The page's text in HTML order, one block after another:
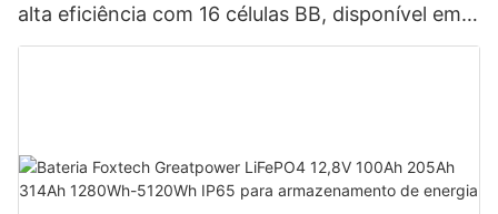
alta eficiência com 16 células BB, disponível em
potências de 590 W, 620 W, 630 W e 650 W.